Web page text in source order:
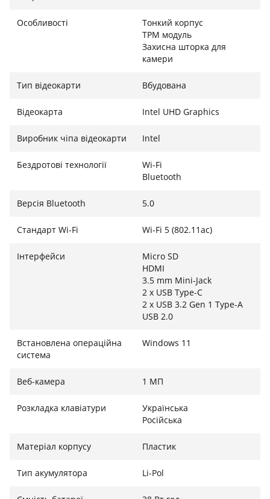
накопичення пилу всередині корпусу.
Зв'язок та інтерфейси для будь-яких завдань
Для повноцінної роботи ноутбук укомплектований
усіма необхідними інтерфейсами. Наявність портів
USB 3.2, USB Type-C та HDMI дозволяє легко
периферійні пристрої без використання
забезпечується дводіапазонним Wi-Fi 5 та Bluetooth
стереодинаміки дозволяють проводити відеозустрічі
на високому рівні. Повнорозмірна клавіатура з
при роботі з великими обсягами числових даних та
таблицями.
Особливості
Тонкий корпус
TPM модуль
Захисна шторка для
камери
Тип відеокарти Вбудована
Відеокарта Intel UHD Graphics
Виробник чіпа відеокарти Intel
Бездротові технології
Wi-Fi
Bluetooth
Версія Bluetooth 5.0
Стандарт Wi-Fi Wi-Fi 5 (802.11ac)
Інтерфейси
Micro SD
HDMI
3.5 mm Mini-Jack
2 x USB Type-C
2 x USB 3.2 Gen 1 Type-A
USB 2.0
Встановлена ​​операційна
система
Windows 11
Веб-камера 1 МП
Розкладка клавіатури
Українська
Російська
Матеріал корпусу Пластик
Тип акумулятора Li-Pol